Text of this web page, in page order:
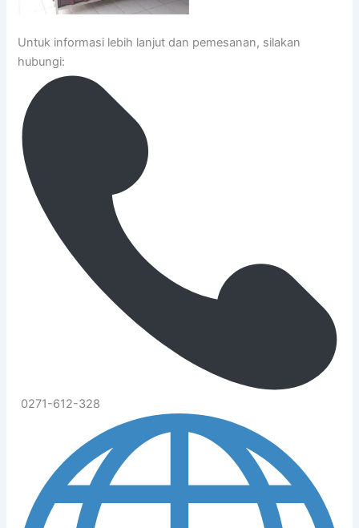
Untuk informasi lebih lanjut dan pemesanan, silakan
hubungi:
0271-612-328